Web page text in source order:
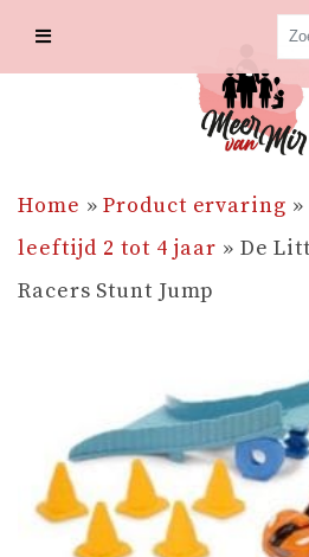
Home »Product ervaring »
leeftijd 2 tot 4 jaar » De
Racers Stunt Jump